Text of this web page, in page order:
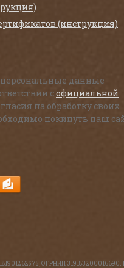
(инструкция)
данные
софициальной
на обработку своих
покинуть наш
ОГРНИП 319183200016690.